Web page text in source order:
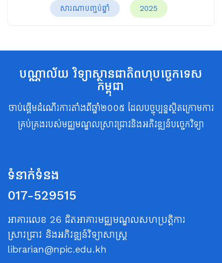
សារណាបញ្ចប់ឆ្នាំ 2025
បណ្ណាល័យ វិទ្យាស្ថានជាតិពហុបច្ចេកទេស
កម្ពុជា
ចាប់ផ្តើមដំណើរការតាំងពីឆ្នាំ២០០៥ ដែលបច្ចុប្បន្នស្ថិតក្រោមការ
គ្រប់គ្រងរបស់មជ្ឈមណ្ឌលស្រាវជ្រាវនិងអភិវឌ្ឍន៍បច្ចេកវិទ្យា
ទំនាក់ទំនង
017-529515
អាគារលេខ 26 ជិតអាគារមជ្ឈមណ្ឌលសហប្រត្តិការ
ស្រាវជ្រាវ និងអភិវឌ្ឍន៍វិទ្យាសាស្ត្រ
librarian@npic.edu.kh